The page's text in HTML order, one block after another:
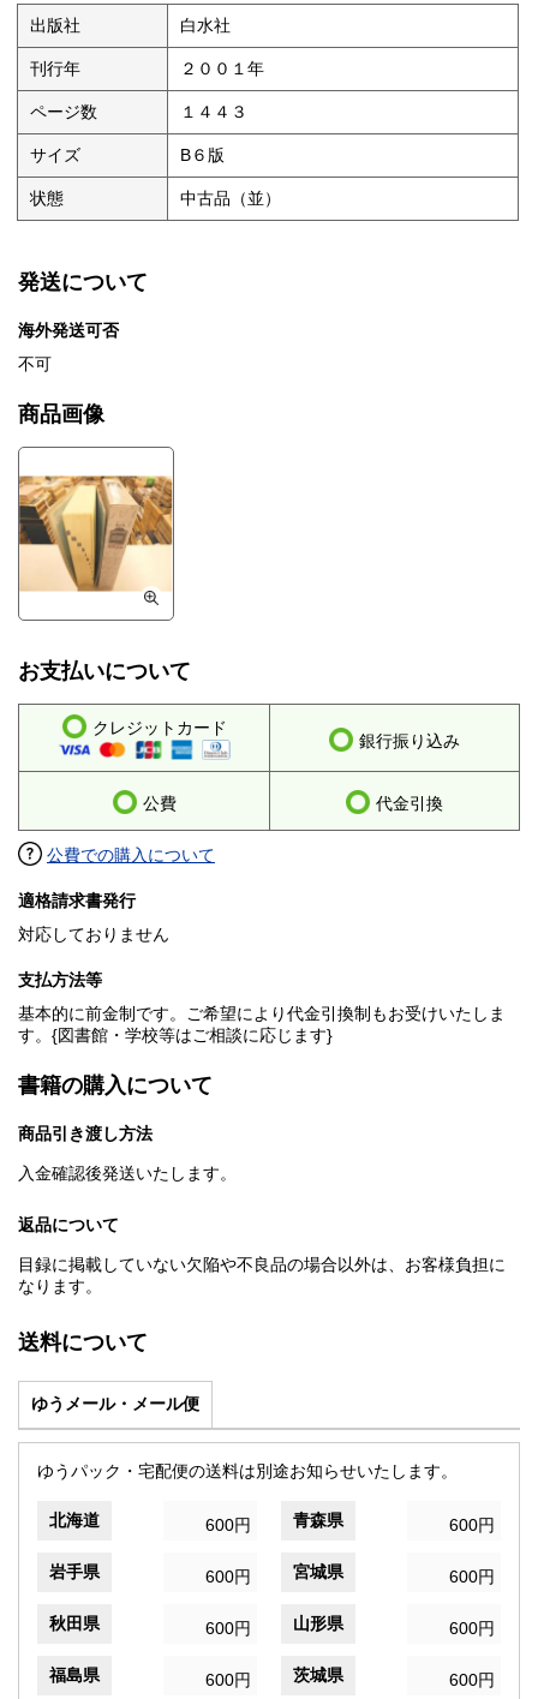
出版社 白水社
刊行年 ２００１年
ページ数 １４４３
サイズ B６版
状態 中古品（並）
発送について
海外発送可否
不可
商品画像
お支払いについて
クレジットカード
銀行振り込み
公費 代金引換
公費での購入について
適格請求書発行
対応しておりません
支払方法等
基本的に前金制です。ご希望により代金引換制もお受けいたしま
す。{図書館・学校等はご相談に応じます}
書籍の購入について
商品引き渡し方法
入金確認後発送いたします。
返品について
目録に掲載していない欠陥や不良品の場合以外は、お客様負担に
なります。
送料について
ゆうメール・メール便
ゆうパック・宅配便の送料は別途お知らせいたします。
北海道 600円 青森県 600円
岩手県 600円 宮城県 600円
秋田県 600円 山形県 600円
福島県 600円 茨城県 600円